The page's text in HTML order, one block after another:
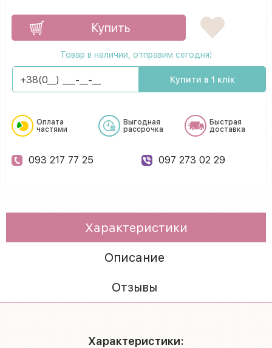
Купить
Товар в наличии, отправим сегодня!
Купити в 1 клік
Оплата
частями
Выгодная
рассрочка
Быстрая
доставка
093 217 77 25 097 273 02 29
Характеристики
Описание
Отзывы
Характеристики: